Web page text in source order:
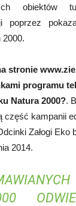
obiektów
poprzez
2000.
stronie
programu
Natura 2000?.
część kampanii
Załogi Eko
2014.